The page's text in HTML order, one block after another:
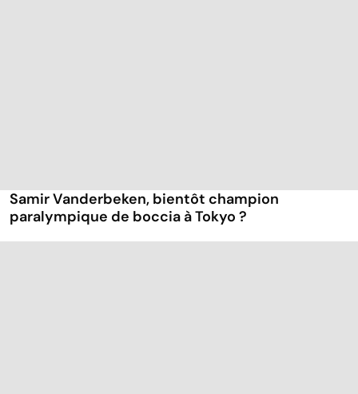
Samir Vanderbeken, bientôt champion
paralympique de boccia à Tokyo ?